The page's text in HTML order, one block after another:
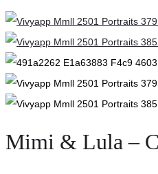
Krone
Cowboy/girl
Halstuch
Mimi & Lula –